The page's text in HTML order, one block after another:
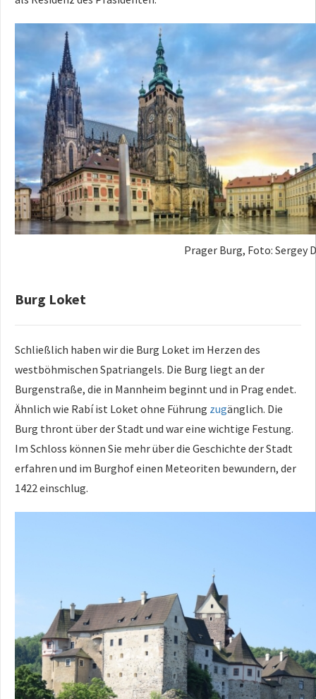
Prager Burg, Foto: Sergey
Burg Loket
Schließlich haben wir die Burg Loket im Herzen des
westböhmischen Spatriangels. Die Burg liegt an der
Burgenstraße, die in Mannheim beginnt und in Prag endet.
Ähnlich wie Rabí ist Loket ohne Führung zugänglich. Die
Burg thront über der Stadt und war eine wichtige Festung.
Im Schloss können Sie mehr über die Geschichte der Stadt
erfahren und im Burghof einen Meteoriten bewundern, der
1422 einschlug.